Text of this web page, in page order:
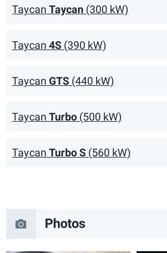
Taycan Taycan (300 kW)
Taycan 4S (390 kW)
Taycan GTS (440 kW)
Taycan Turbo (500 kW)
Taycan Turbo S (560 kW)
Photos